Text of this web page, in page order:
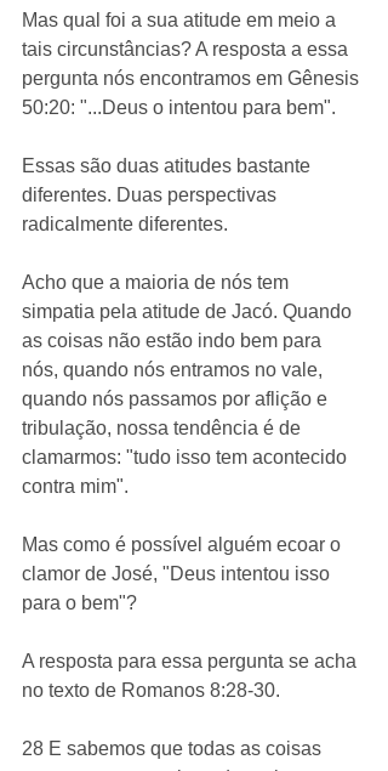
Mas qual foi a sua atitude em meio a
tais circunstâncias? A resposta a essa
pergunta nós encontramos em Gênesis
50:20: "...Deus o intentou para bem".
Essas são duas atitudes bastante
diferentes. Duas perspectivas
radicalmente diferentes.
Acho que a maioria de nós tem
simpatia pela atitude de Jacó. Quando
as coisas não estão indo bem para
nós, quando nós entramos no vale,
quando nós passamos por aflição e
tribulação, nossa tendência é de
clamarmos: "tudo isso tem acontecido
contra mim".
Mas como é possível alguém ecoar o
clamor de José, "Deus intentou isso
para o bem"?
A resposta para essa pergunta se acha
no texto de Romanos 8:28-30.
28 E sabemos que todas as coisas